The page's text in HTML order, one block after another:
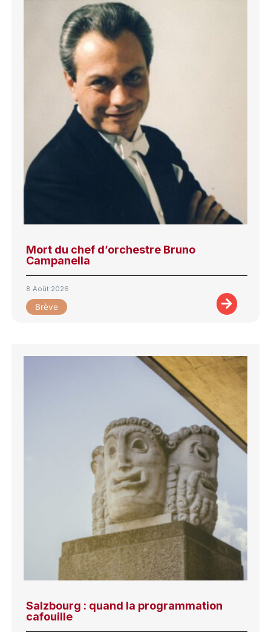
Mort du chef d’orchestre Bruno
Campanella
8 Août 2026
Brève
Salzbourg : quand la programmation
cafouille